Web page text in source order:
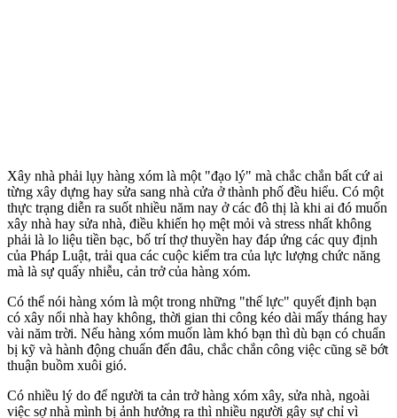
Xây nhà phải lụy hàng xóm là một "đạo lý" mà chắc chắn bất cứ ai
từng xây dựng hay sửa sang nhà cửa ở thành phố đều hiểu. Có một
thực trạng diễn ra suốt nhiều năm nay ở các đô thị là khi ai đó muốn
xây nhà hay sửa nhà, điều khiến họ mệt mỏi và stress nhất không
phải là lo liệu tiền bạc, bố trí thợ thuyền hay đáp ứng các quy định
của Pháp Luật, trải qua các cuộc kiểm tra của lực lượng chức năng
mà là sự quấy nhiễu, cản trở của hàng xóm.
Có thể nói hàng xóm là một trong những "thế lực" quyết định bạn
có xây nổi nhà hay không, thời gian thi công kéo dài mấy tháng hay
vài năm trời. Nếu hàng xóm muốn làm khó bạn thì dù bạn có chuẩn
bị kỹ và hành động chuẩn đến đâu, chắc chắn công việc cũng sẽ bớt
thuận buồm xuôi gió.
Có nhiều lý do để người ta cản trở hàng xóm xây, sửa nhà, ngoài
việc sợ nhà mình bị ảnh hưởng ra thì nhiều người gây sự chỉ vì